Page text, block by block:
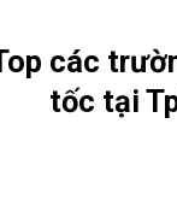
các
tốc tại